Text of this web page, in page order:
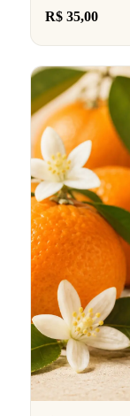
R$ 35,00